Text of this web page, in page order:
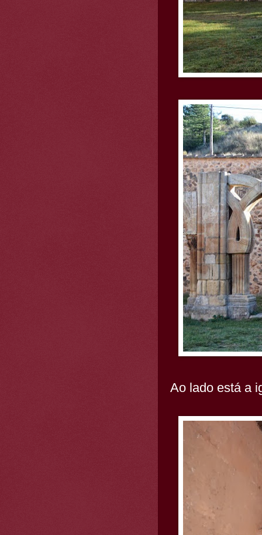
Ao lado está a